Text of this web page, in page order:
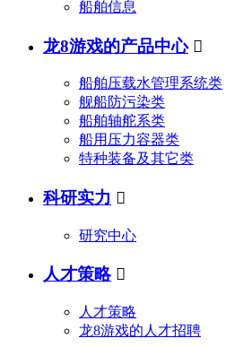
船舶信息
龙8游戏的产品中心 
船舶压载水管理系统类
舰船防污染类
船舶轴舵系类
船用压力容器类
特种装备及其它类
科研实力 
研究中心
人才策略 
人才策略
龙8游戏的人才招聘